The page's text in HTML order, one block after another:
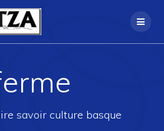
Skip
to
content
savoir culture basque